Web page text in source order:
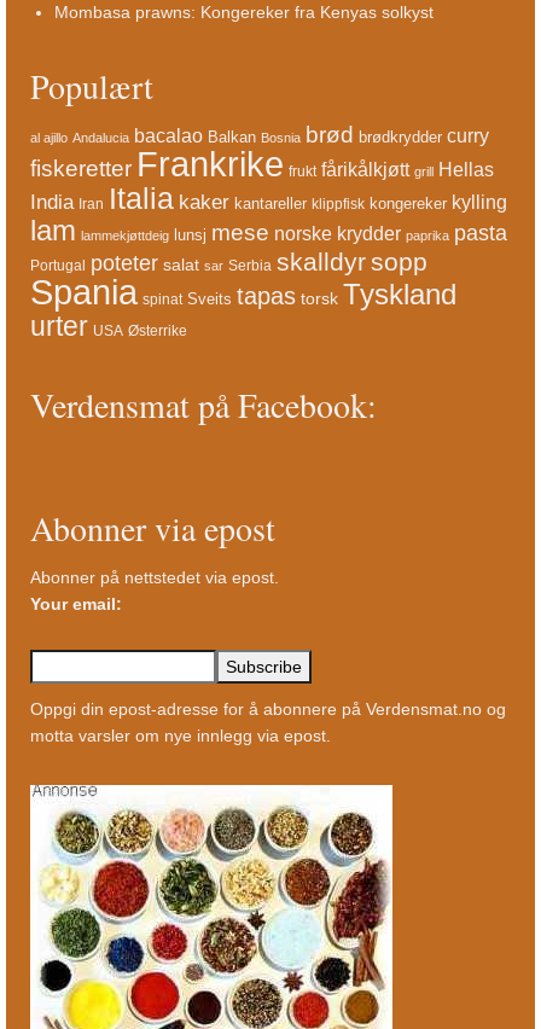
Mombasa prawns: Kongereker fra Kenyas solkyst
Populært
al ajillo Andalucia bacalao Balkan Bosnia brød brødkrydder curry
fiskeretter Frankrike frukt fårikålkjøtt grill Hellas
India Iran Italia kaker kantareller klippfisk kongereker kylling
lam lammekjøttdeig lunsj mese norske krydder paprika pasta
Portugal poteter salat sar Serbia skalldyrsopp
Spania spinat Sveits tapas torsk Tyskland
urter USA Østerrike
Verdensmat på Facebook:
Abonner via epost
Abonner på nettstedet via epost.
Your email:
Oppgi din epost-adresse for å abonnere på Verdensmat.no og
motta varsler om nye innlegg via epost.